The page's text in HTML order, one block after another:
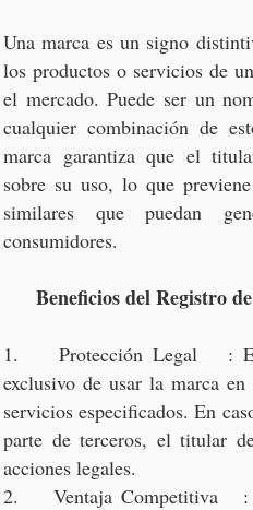
Una marca es un signo
los productos o servicios de
el mercado. Puede ser un
cualquier combinación de
marca garantiza que el
sobre su uso, lo que
similares que puedan
consumidores.
Beneficios del Registro
1. Protección Legal : El
exclusivo de usar la marca
servicios especificados. En
parte de terceros, el titular
acciones legales.
2. Ventaja Competitiva :